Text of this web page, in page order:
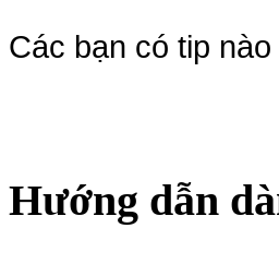
Các bạn có tip
Hướng dẫn